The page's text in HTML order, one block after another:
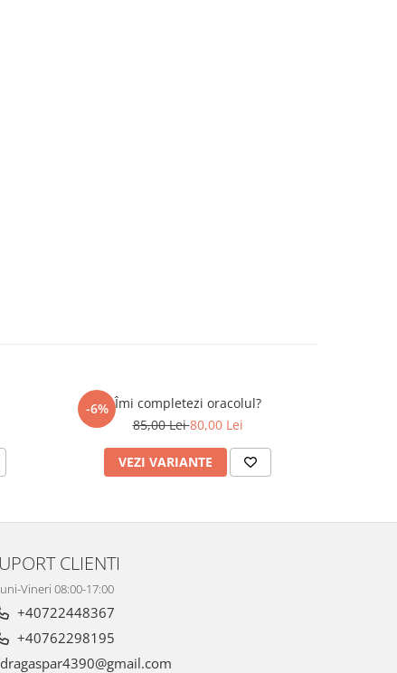
-6% Îmi completezi oracolul?
85,00 Lei80,00 Lei
VEZI VARIANTE
CLIENTI
Vineri 08:00-17:00
+40722448367
+40762298195